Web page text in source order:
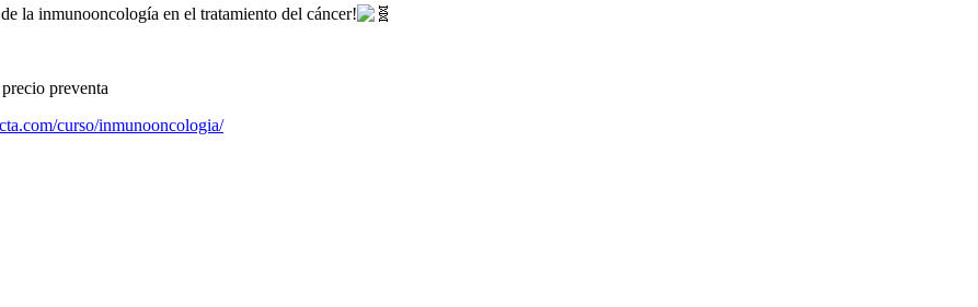
la inmunooncología en el tratamiento del cáncer!
preventa
curso/inmunooncologia/